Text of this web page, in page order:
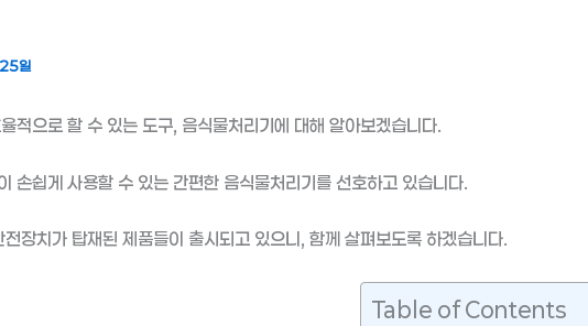
일
적으로 할 수 있는 도구, 음식물처리기에 대해 알아보겠습니다.
손쉽게 사용할 수 있는 간편한 음식물처리기를 선호하고 있습니다.
장치가 탑재된 제품들이 출시되고 있으니, 함께 살펴보도록 하겠습니다.
Table of Contents